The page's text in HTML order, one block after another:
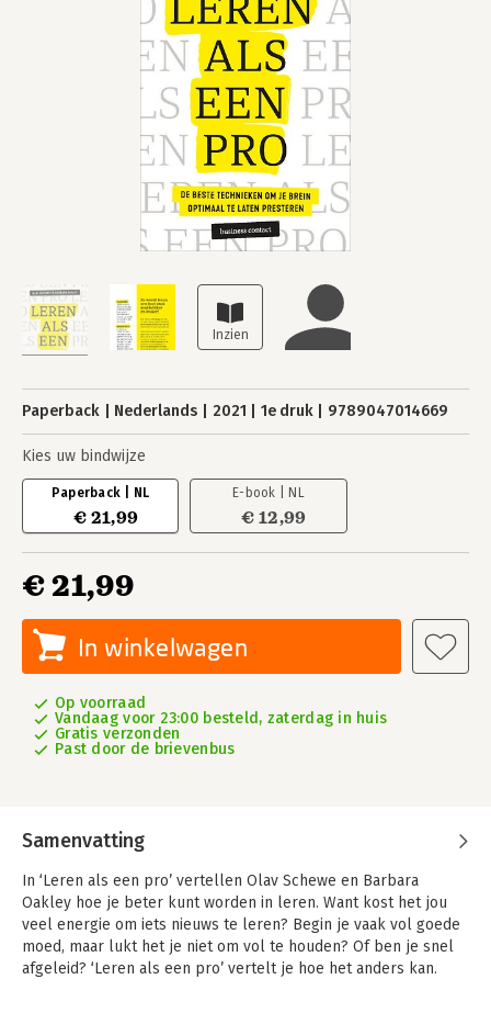
Paperback Nederlands 2021 1e druk 9789047014669
Kies uw bindwijze
Paperback | NL
€ 21,99
E-book | NL
€ 12,99
€ 21,99
In winkelwagen
Op voorraad
Vandaag voor 23:00 besteld, zaterdag in huis
Gratis verzonden
Past door de brievenbus
Samenvatting
In ‘Leren als een pro’ vertellen Olav Schewe en Barbara
Oakley hoe je beter kunt worden in leren. Want kost het jou
veel energie om iets nieuws te leren? Begin je vaak vol goede
moed, maar lukt het je niet om vol te houden? Of ben je snel
afgeleid? ‘Leren als een pro’ vertelt je hoe het anders kan.